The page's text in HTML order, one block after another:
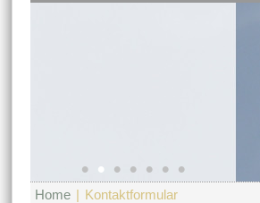
• • • • • • •
Home Kontaktformular